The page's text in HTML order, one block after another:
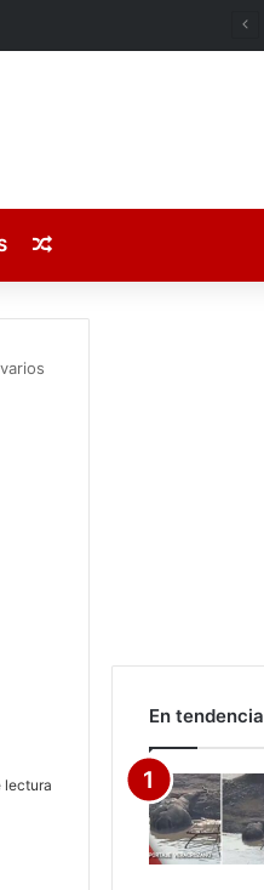
Publicación al azar
lectura
En tendencia